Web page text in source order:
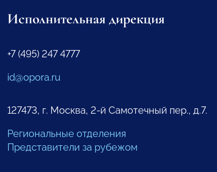
Исполнительная дирекция
+7 (495) 247 4777
id@opora.ru
127473, г. Москва, 2-й Самотечный пер., д.7.
Региональные отделения
Представители за рубежом